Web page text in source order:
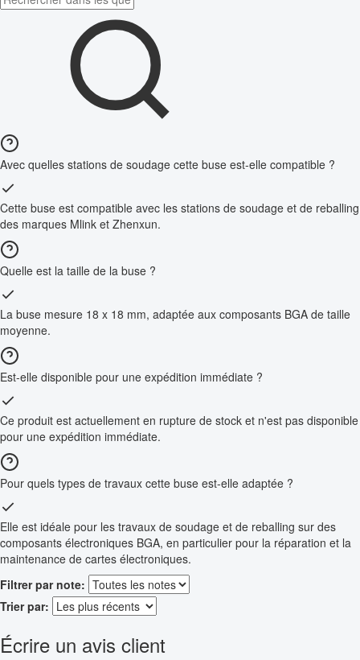
Avec quelles stations de soudage cette buse est-elle compatible ?
Cette buse est compatible avec les stations de soudage et de reballing
des marques Mlink et Zhenxun.
Quelle est la taille de la buse ?
La buse mesure 18 x 18 mm, adaptée aux composants BGA de taille
moyenne.
Est-elle disponible pour une expédition immédiate ?
Ce produit est actuellement en rupture de stock et n'est pas disponible
pour une expédition immédiate.
Pour quels types de travaux cette buse est-elle adaptée ?
Elle est idéale pour les travaux de soudage et de reballing sur des
composants électroniques BGA, en particulier pour la réparation et la
maintenance de cartes électroniques.
Filtrer par note:
Trier par:
Écrire un avis client